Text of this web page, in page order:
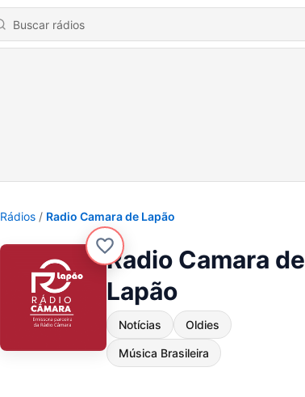
Rádios Radio Camara de Lapão
Radio Camara de
Lapão
Notícias Oldies
Música Brasileira